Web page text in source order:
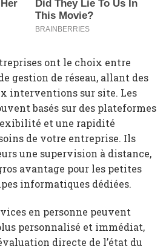
ont le choix entre
gestion de réseau, allant des
interventions sur site. Les
basés sur des plateformes
et une rapidité
de votre entreprise. Ils
une supervision à distance,
avantage pour les petites
informatiques dédiées.
en personne peuvent
personnalisé et immédiat,
directe de l’état du